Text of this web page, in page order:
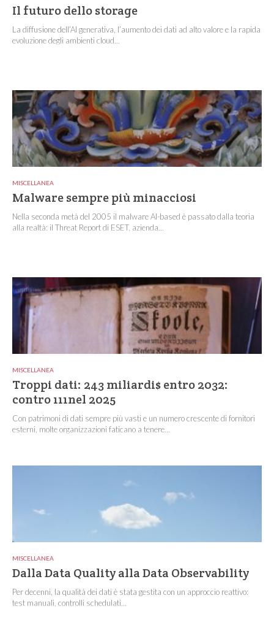
Il futuro dello storage
La diffusione dell’AI generativa, l’aumento dei dati ad alto valore e la rapida
evoluzione degli ambienti cloud...
MISCELLANEA
Malware sempre più minacciosi
Nella seconda metà del 2005 il malware AI-based è passato dalla teoria
alla realtà: il Threat Report di ESET, azienda...
MISCELLANEA
Troppi dati: 243 miliardi$ entro 2032:
contro 111nel 2025
Con patrimoni di dati sempre più vasti e un numero crescente di fornitori
esterni, molte organizzazioni faticano a tenere...
MISCELLANEA
Dalla Data Quality alla Data Observability
Per decenni, la qualità dei dati è stata gestita con un approccio reattivo:
test manuali, controlli schedulati...